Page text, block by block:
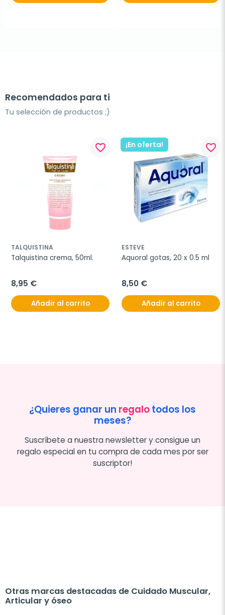
Recomendados para ti
Tu selección de productos ;)
favorite_border
TALQUISTINA
Talquistina crema, 50ml.
8,95 €
Añadir al carrito
¡En oferta! favorite_border
ESTEVE
Aquoral gotas, 20 x 0.5 ml
8,50 €
Añadir al carrito
¿Quieres ganar un regalotodos los
meses?
Suscríbete a nuestra newsletter y consigue un
regalo especial en tu compra de cada mes por ser
suscriptor!
Otras marcas destacadas de Cuidado Muscular,
Articular y óseo